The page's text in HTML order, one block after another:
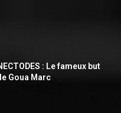
: Le fameux but
Goua Marc